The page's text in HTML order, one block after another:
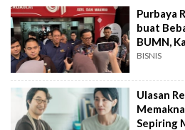
Purbaya
buat
BUMN,
BISNIS
Ulasan
Sepiring